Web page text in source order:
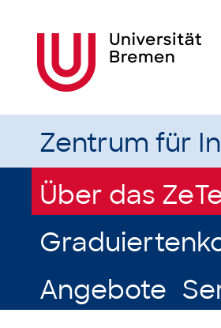
Zentrum für
Über das
Angebote